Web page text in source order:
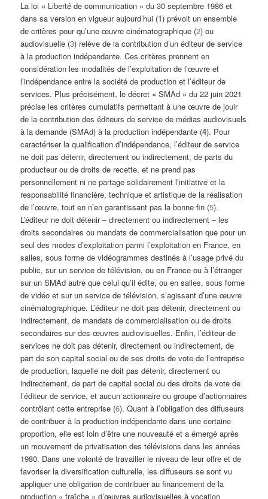
La loi « Liberté de communication » du 30 septembre 1986 et
dans sa version en vigueur aujourd’hui (1) prévoit un ensemble
de critères pour qu’une œuvre cinématographique (2) ou
audiovisuelle (3) relève de la contribution d’un éditeur de service
à la production indépendante. Ces critères prennent en
considération les modalités de l’exploitation de l’œuvre et
l’indépendance entre la société de production et l’éditeur de
services. Plus précisément, le décret « SMAd » du 22 juin 2021
précise les critères cumulatifs permettant à une œuvre de jouir
de la contribution des éditeurs de service de médias audiovisuels
à la demande (SMAd) à la production indépendante (4). Pour
caractériser la qualification d’indépendance, l’éditeur de service
ne doit pas détenir, directement ou indirectement, de parts du
producteur ou de droits de recette, et ne prend pas
personnellement ni ne partage solidairement l’initiative et la
responsabilité financière, technique et artistique de la réalisation
de l’œuvre, tout en n’en garantissant pas la bonne fin (5).
L’éditeur ne doit détenir – directement ou indirectement – les
droits secondaires ou mandats de commercialisation que pour un
seul des modes d’exploitation parmi l’exploitation en France, en
salles, sous forme de vidéogrammes destinés à l’usage privé du
public, sur un service de télévision, ou en France ou à l’étranger
sur un SMAd autre que celui qu’il édite, ou en salles, sous forme
de vidéo et sur un service de télévision, s’agissant d’une œuvre
cinématographique. L’éditeur ne doit pas détenir, directement ou
indirectement, de mandats de commercialisation ou de droits
secondaires sur des œuvres audiovisuelles. Enfin, l’éditeur de
services ne doit pas détenir, directement ou indirectement, de
part de son capital social ou de ses droits de vote de l’entreprise
de production, laquelle ne doit pas détenir, directement ou
indirectement, de part de capital social ou des droits de vote de
l’éditeur de service, et aucun actionnaire ou groupe d’actionnaires
contrôlant cette entreprise (6). Quant à l’obligation des diffuseurs
de contribuer à la production indépendante dans une certaine
proportion, elle est loin d’être une nouveauté et a émergé après
un mouvement de privatisation des télévisions dans les années
1980. Dans une volonté de travailler le niveau de leur offre et de
favoriser la diversification culturelle, les diffuseurs se sont vu
appliquer une obligation de contribuer au financement de la
production « fraîche » d’œuvres audiovisuelles à vocation